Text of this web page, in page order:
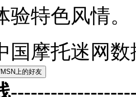
特色风情。
国摩托迷网